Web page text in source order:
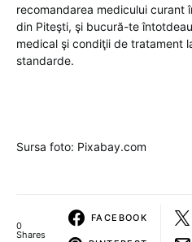
recomandarea medicului curant
din Piteşti, şi bucură-te
medical şi condiţii de tratament
standarde.
Sursa foto: Pixabay.com
0
Shares
FACEBOOK